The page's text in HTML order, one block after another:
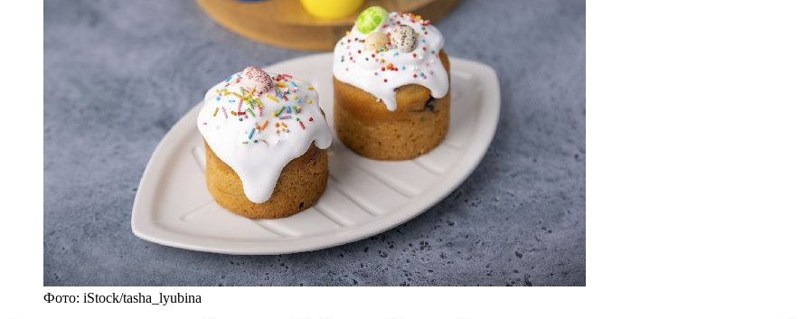
Фото: iStock/tasha_lyubina